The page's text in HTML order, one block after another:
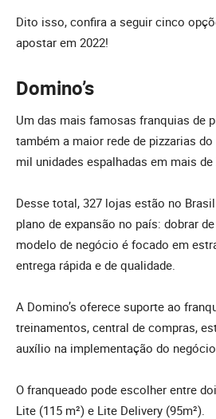
Dito isso, confira a seguir cinco
apostar em 2022!
Domino’s
Um das mais famosas franquias de
também a maior rede de pizzarias
mil unidades espalhadas em mais de
Desse total, 327 lojas estão no
plano de expansão no país: dobrar
modelo de negócio é focado em
entrega rápida e de qualidade.
A Domino’s oferece suporte ao
treinamentos, central de compras,
auxílio na implementação do
O franqueado pode escolher entre
Lite (115 m²) e Lite Delivery (95m²).